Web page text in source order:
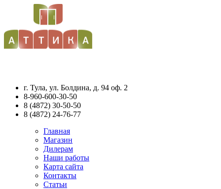
г. Тула, ул. Болдина, д. 94 оф. 2
8-960-600-30-50
8 (4872) 30-50-50
8 (4872) 24-76-77
Главная
Магазин
Дилерам
Наши работы
Карта сайта
Контакты
Статьи